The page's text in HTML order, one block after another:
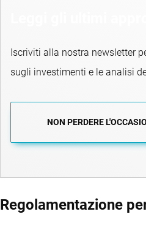
Iscriviti alla nostra newsletter
sugli investimenti e le analisi
NON PERDERE
Regolamentazione